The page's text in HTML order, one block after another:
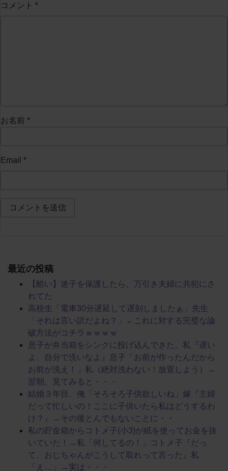
コメント *
お名前 *
Email *
最近の投稿
【酷い】迷子を保護したら、万引き夫婦に共犯にさ
れてた
高校生「電車30分遅延して遅刻しましたぁ」先生
「それは言い訳だよね？」←これに対する完璧な論
破方法がコチラｗｗｗｗ
息子が弁当箱をシンクに投げ込んできた。私『遅い
よ、自分で洗いなよ』息子「お前が作ったんだから
お前が洗え！」私（絶対洗わない！放置しよう）→
翌朝、見てみると・・・
結婚３年目、俺「そろそろ子供欲しいね」嫁『主婦
だって忙しいの！ここに子供いたら私はどうするわ
け？』→その後とんでもないことに・・
私の貯金箱からコトメ子(小3)が紙を使ってお金を抜
いていた！→私「何してるの！」コトメ子『だっ
て、おじちゃんがこうして取れって言った』私
「え…」→実は・・・